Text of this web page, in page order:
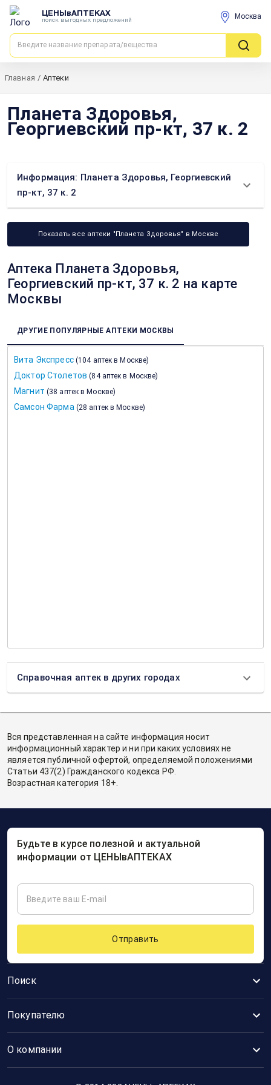
ЦЕНЫвАПТЕКАХ
поиск выгодных предложений Москва
Главная / Аптеки
Планета Здоровья,
Георгиевский пр-кт, 37 к. 2
Информация: Планета Здоровья, Георгиевский
пр-кт, 37 к. 2
Показать все аптеки "Планета Здоровья" в Москве
Аптека Планета Здоровья,
Георгиевский пр-кт, 37 к. 2 на карте
Москвы
ДРУГИЕ ПОПУЛЯРНЫЕ АПТЕКИ МОСКВЫ
Вита Экспресс (104 аптек в Москве)
Доктор Столетов (84 аптек в Москве)
Магнит (38 аптек в Москве)
Самсон Фарма (28 аптек в Москве)
Справочная аптек в других городах
Вся представленная на сайте информация носит
информационный характер и ни при каких условиях не
является публичной офертой, определяемой положениями
Статьи 437(2) Гражданского кодекса РФ.
Возрастная категория 18+.
Поиск
Покупателю
О компании
Будьте в курсе полезной и актуальной
информации от ЦЕНЫвАПТЕКАХ
Отправить